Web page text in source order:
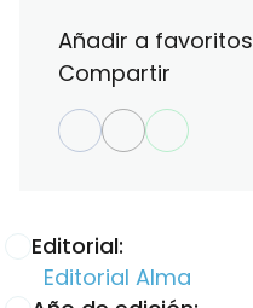
Editorial:
Editorial Alma
Añadir a favoritos
Compartir